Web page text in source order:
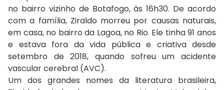
no bairro vizinho de Botafogo, às 16h30. De acordo
com a família, Ziraldo morreu por causas naturais,
em casa, no bairro da Lagoa, no Rio. Ele tinha 91 anos
e estava fora da vida pública e criativa desde
setembro de 2018, quando sofreu um acidente
vascular cerebral (AVC).
Um dos grandes nomes da literatura brasileira,